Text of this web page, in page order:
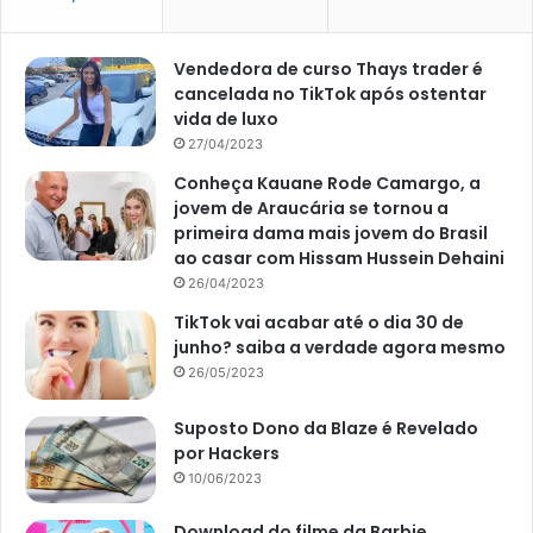
OPortal Atualizei,o seu preferido da internet, também
acompanha os resultados das principais loterias da Caixa.
Como jogar na Lotofácil
Primeiramente, o apostador da Lotofácil, e das demais
loterias da Caixa, pode jogar diretamente em uma casa
lotérica. Para isso, basta ir pessoalmente, até às 19h,
menos também aos domingos e feriados.
Outra possibilidade de aposta é pela internet, através dos
canais eletrônicos da Caixa. Neste caso, nem precisa sair
de casa, mas tem que fazer o mínimo de R$ 30 em
apostas.
Em termos de regulamento, essa loteria conta com um
volante de 25 números. Por lá, o apostador escolhe o
Vendedora de curso Thays trader é
cancelada no TikTok após ostentar
vida de luxo
27/04/2023
Conheça Kauane Rode Camargo, a
jovem de Araucária se tornou a
primeira dama mais jovem do Brasil
ao casar com Hissam Hussein Dehaini
26/04/2023
TikTok vai acabar até o dia 30 de
junho? saiba a verdade agora mesmo
26/05/2023
Suposto Dono da Blaze é Revelado
por Hackers
10/06/2023